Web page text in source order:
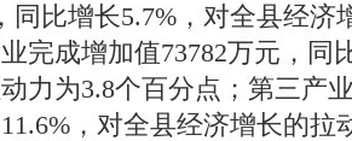
同比增长5.7%，对全县经济
完成增加值73782万元，同
力为3.8个百分点；第三产
，对全县经济增长的拉